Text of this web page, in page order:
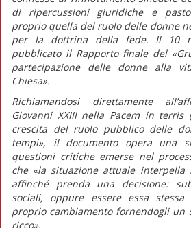
di ripercussioni giuridiche e
proprio quella del ruolo delle donne
per la dottrina della fede. Il 10
pubblicato il Rapporto finale del
partecipazione delle donne alla
Chiesa».
Richiamandosi direttamente
Giovanni XXIII nella Pacem in terris
crescita del ruolo pubblico delle
tempi», il documento opera una
questioni critiche emerse nel
che«la situazione attuale interpella
affinché prenda una decisione:
sociali, oppure essere essa
proprio cambiamento fornendogli un
ricco».